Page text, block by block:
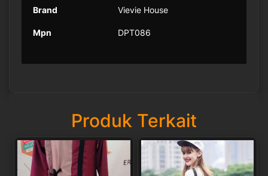
Brand Vievie House
Mpn DPT086
Produk Terkait